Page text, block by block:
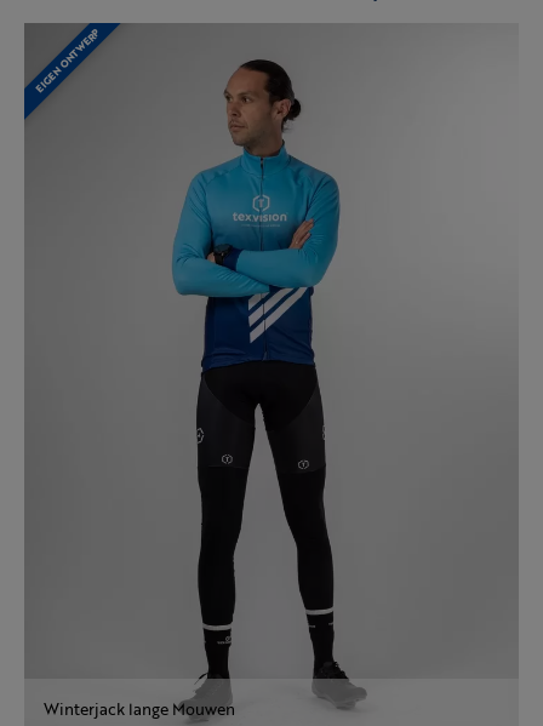
EIGEN ONTWERP
Winterjack lange Mouwen